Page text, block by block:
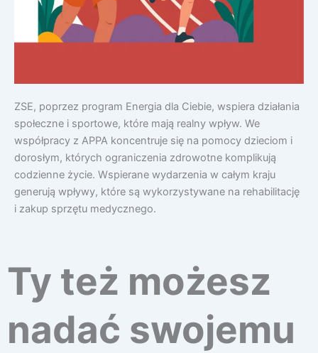
ZSE, poprzez program Energia dla Ciebie, wspiera działania
społeczne i sportowe, które mają realny wpływ. We
współpracy z APPA koncentruje się na pomocy dzieciom i
dorosłym, których ograniczenia zdrowotne komplikują
codzienne życie. Wspierane wydarzenia w całym kraju
generują wpływy, które są wykorzystywane na rehabilitację
i zakup sprzętu medycznego.
Ty też możesz
nadać swojemu